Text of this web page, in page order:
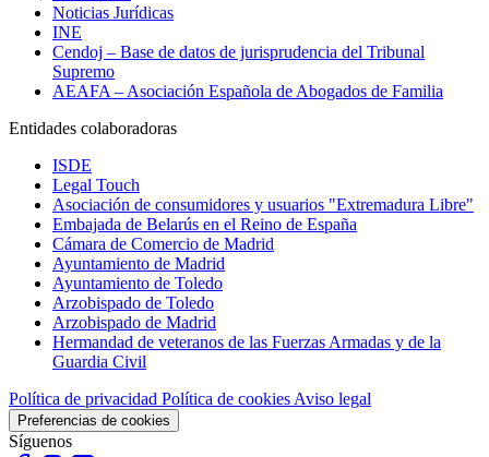
Noticias Jurídicas
INE
Cendoj – Base de datos de jurisprudencia del Tribunal
Supremo
AEAFA – Asociación Española de Abogados de Familia
Entidades colaboradoras
ISDE
Legal Touch
Asociación de consumidores y usuarios "Extremadura Libre"
Embajada de Belarús en el Reino de España
Cámara de Comercio de Madrid
Ayuntamiento de Madrid
Ayuntamiento de Toledo
Arzobispado de Toledo
Arzobispado de Madrid
Hermandad de veteranos de las Fuerzas Armadas y de la
Guardia Civil
Política de privacidad Política de cookies Aviso legal
Preferencias de cookies
Síguenos